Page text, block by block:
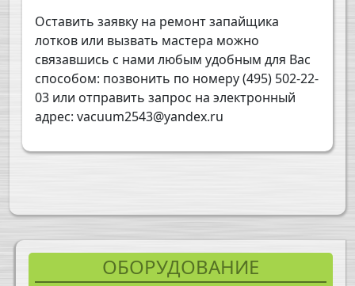
ОБОРУДОВАНИЕ
Оставить заявку на ремонт запайщика
лотков или вызвать мастера можно
связавшись с нами любым удобным для Вас
способом: позвонить по номеру (495) 502-22-
03 или отправить запрос на электронный
адрес: vacuum2543@yandex.ru